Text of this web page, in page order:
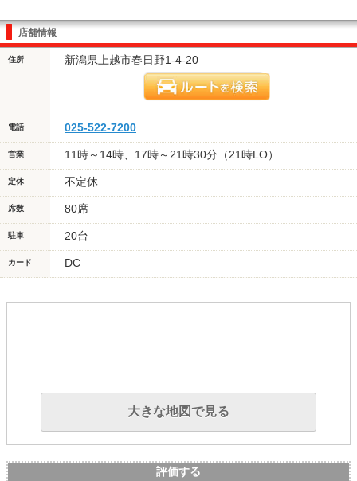
店舗情報
住所 新潟県上越市春日野1-4-20
電話 025-522-7200
営業 11時～14時、17時～21時30分（21時LO）
定休 不定休
席数 80席
駐車 20台
カード DC
大きな地図で見る
評価する